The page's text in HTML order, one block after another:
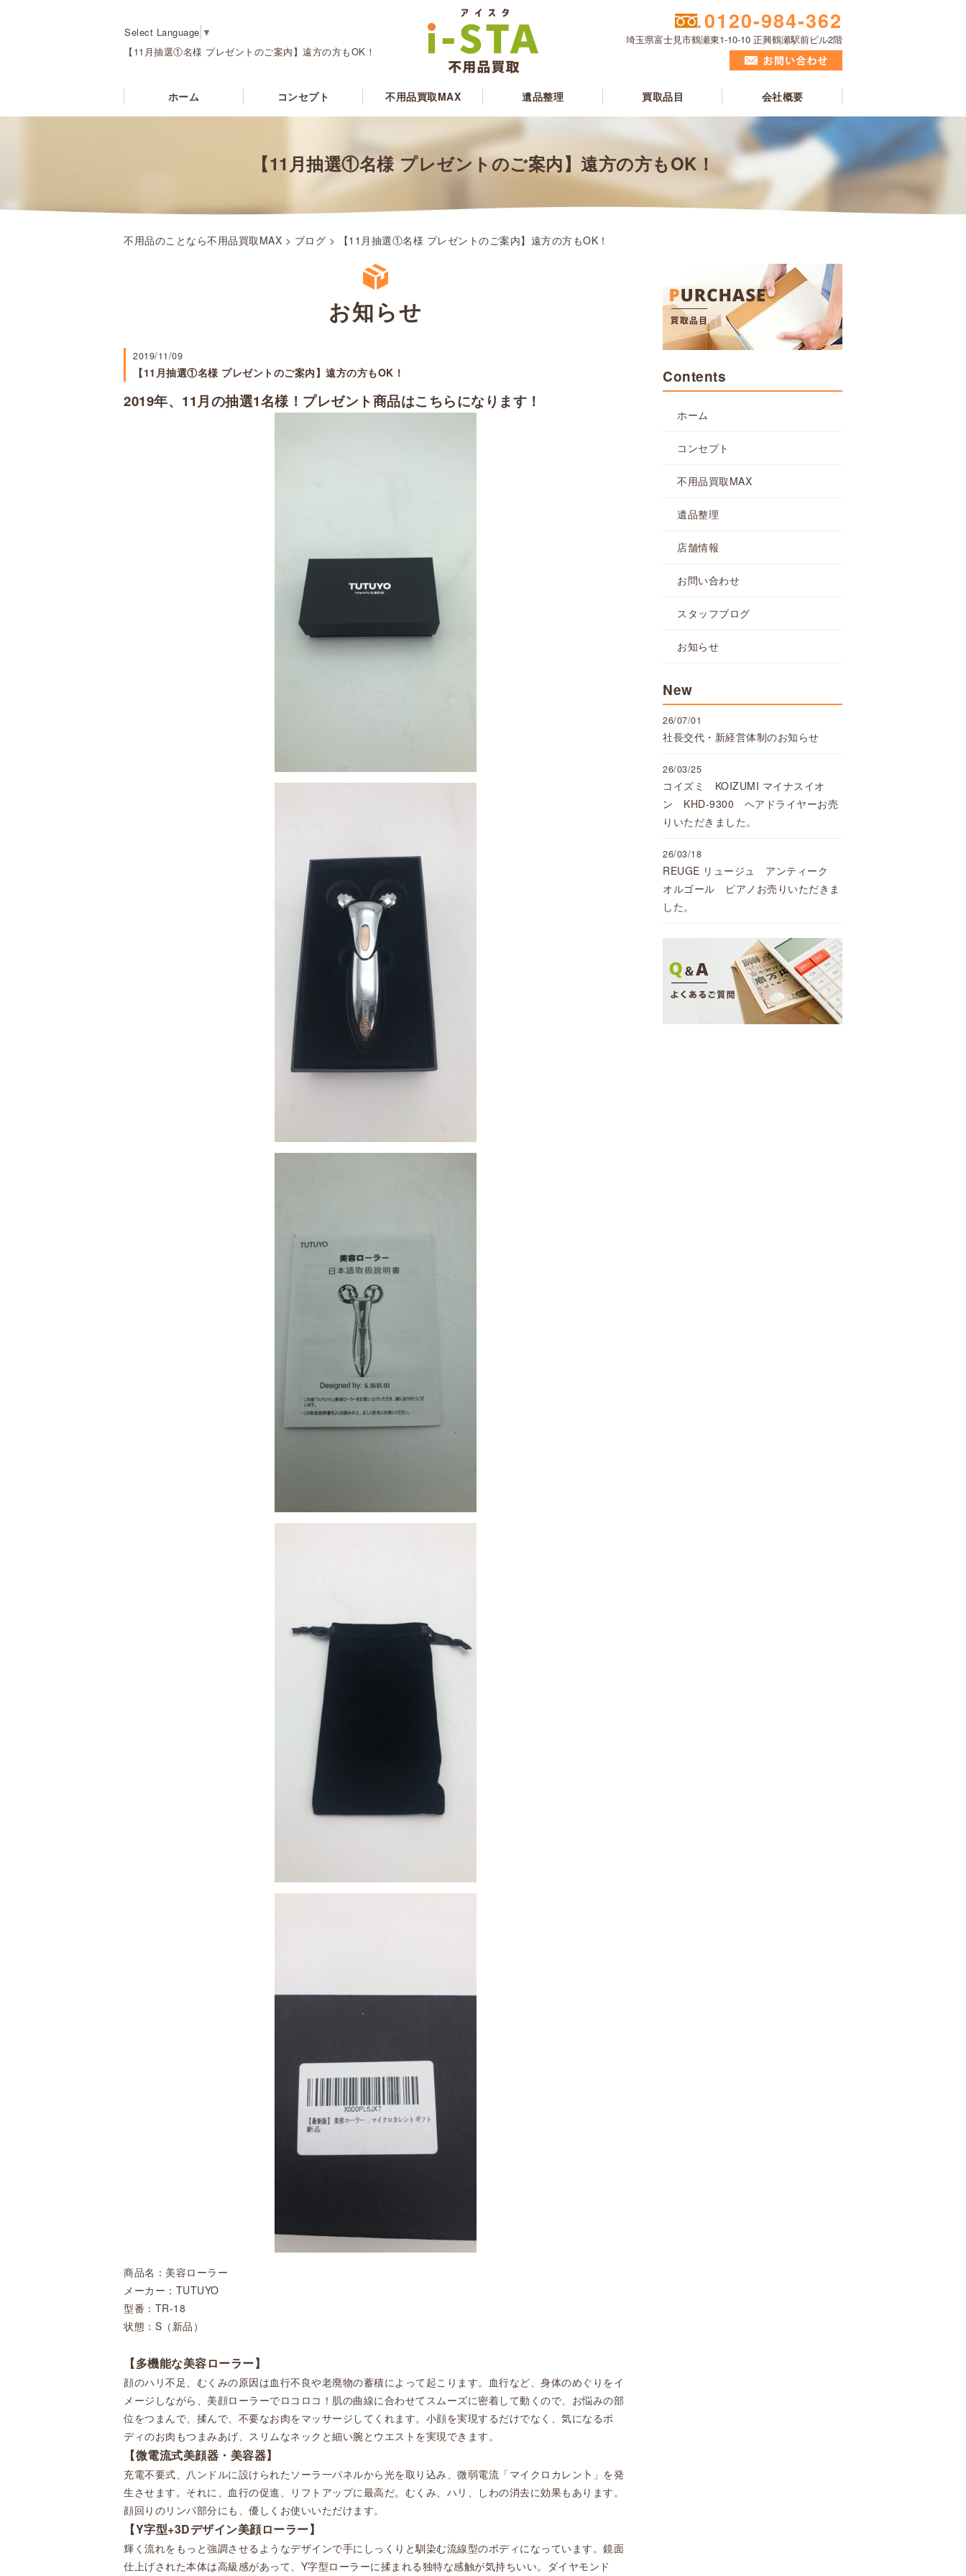
Select Language ▼
【11月抽選①名様 プレゼントのご案内】遠方の方もOK！
0120-984-362
埼玉県富士見市鶴瀬東1-10-10 正興鶴瀬駅前ビル2階
ホーム コンセプト 不用品買取MAX 遺品整理 買取品目 会社概要
【11月抽選①名様 プレゼントのご案内】遠方の方もOK！
不用品のことなら不用品買取MAX > ブログ > 【11月抽選①名様 プレゼントのご案内】遠方の方もOK！
お知らせ
2019/11/09
【11月抽選①名様 プレゼントのご案内】遠方の方もOK！
2019年、11月の抽選1名様！プレゼント商品はこちらになります！
商品名：美容ローラー
メーカー：TUTUYO
型番： TR-18
状態：S（新品）
【多機能な美容ローラー】
顔のハリ不足、むくみの原因は血行不良や老廃物の蓄積によって起こります。血行など、身体のめぐりをイ
メージしながら、美顔ローラーでロコロコ！肌の曲線に合わせてスムーズに密着して動くので、お悩みの部
位をつまんで、揉んで、不要なお肉をマッサージしてくれます。小顔を実現するだけでなく、気になるボ
ディのお肉もつまみあげ、スリムなネックと細い腕とウエストを実現できます。
【微電流式美顔器・美容器】
充電不要式、八ンドルに設けられたソーラ一パネルから光を取り込み、微弱電流「マイクロカレン卜」を発
生させます。それに、血行の促進、リフトアップに最高だ。むくみ、ハリ、しわの消去に効果もあります。
顔回りのリンパ部分にも、優しくお使いいただけます。
【Y字型+3Dデザイン美顔ローラー】
輝く流れをもっと強調させるようなデザインで手にしっくりと馴染む流線型のボディになっています。鏡面
仕上げされた本体は高級感があって、Y字型ローラーに揉まれる独特な感触が気持ちいい。ダイヤモンド
Contents
ホーム
コンセプト
不用品買取MAX
遺品整理
店舗情報
お問い合わせ
スタッフブログ
お知らせ
New
26/07/01
社長交代・新経営体制のお知らせ
26/03/25
コイズミ KOIZUMI マイナスイオ
ン KHD-9300 ヘアドライヤーお売
りいただきました。
26/03/18
REUGE リュージュ アンティーク
オルゴール ピアノお売りいただきま
した。